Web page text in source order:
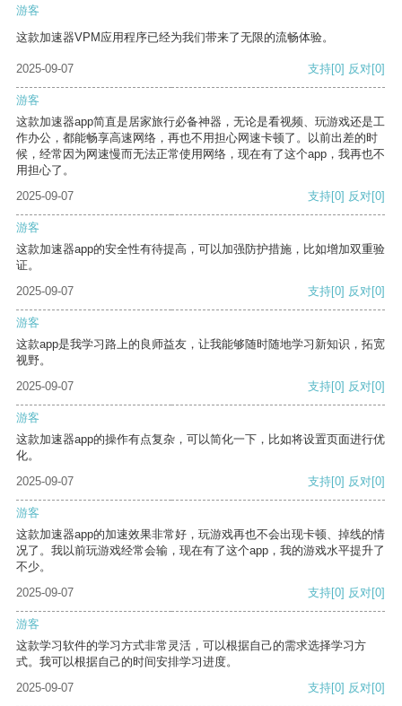
游客
这款加速器VPM应用程序已经为我们带来了无限的流畅体验。
2025-09-07 支持[0] 反对[0]
游客
这款加速器app简直是居家旅行必备神器，无论是看视频、玩游戏还是工
作办公，都能畅享高速网络，再也不用担心网速卡顿了。以前出差的时
候，经常因为网速慢而无法正常使用网络，现在有了这个app，我再也不
用担心了。
2025-09-07
支持[0] 反对[0]
游客
这款加速器app的安全性有待提高，可以加强防护措施，比如增加双重验
证。
2025-09-07
支持[0] 反对[0]
游客
这款app是我学习路上的良师益友，让我能够随时随地学习新知识，拓宽
视野。
2025-09-07
支持[0] 反对[0]
游客
这款加速器app的操作有点复杂，可以简化一下，比如将设置页面进行优
化。
2025-09-07
支持[0] 反对[0]
游客
这款加速器app的加速效果非常好，玩游戏再也不会出现卡顿、掉线的情
况了。我以前玩游戏经常会输，现在有了这个app，我的游戏水平提升了
不少。
2025-09-07
支持[0] 反对[0]
游客
这款学习软件的学习方式非常灵活，可以根据自己的需求选择学习方
式。我可以根据自己的时间安排学习进度。
2025-09-07
支持[0] 反对[0]